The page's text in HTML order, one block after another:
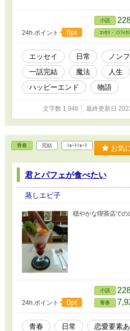
24h.ポイント 0pt
小説
ｴｯｾｲ・ﾉﾝﾌｨｸ
エッセイ 日常 ノン
一話完結
魔法 人生
ハッピーエンド
物語
文字数 1,946 最終更新日
青春 完結 ｼｮｰﾄｼｮｰﾄ お気
君とパフェが食べたい
蒸しエビ子
穏やかな喫茶店での
24h.ポイント 0pt
小説
青春
青春 日常 恋愛要素